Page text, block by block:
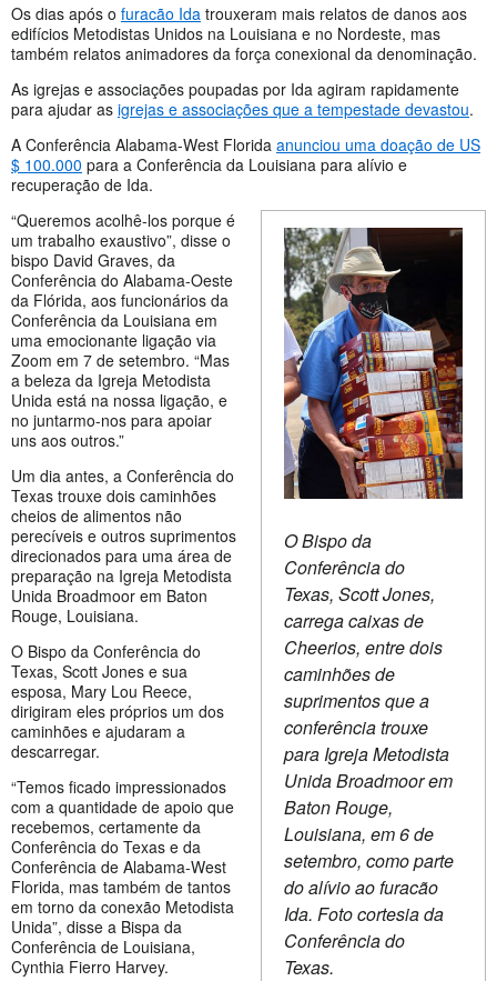
Os dias após o furacão Ida trouxeram mais relatos de danos aos
edifícios Metodistas Unidos na Louisiana e no Nordeste, mas
também relatos animadores da força conexional da denominação.
As igrejas e associações poupadas por Ida agiram rapidamente
para ajudar as igrejas e associações que a tempestade devastou.
A Conferência Alabama-West Florida anunciou uma doação de US
$ 100.000 para a Conferência da Louisiana para alívio e
recuperação de Ida.
O Bispo da
Conferência do
Texas, Scott Jones,
carrega caixas de
Cheerios, entre dois
caminhões de
suprimentos que a
conferência trouxe
para Igreja Metodista
Unida Broadmoor em
Baton Rouge,
Louisiana, em 6 de
setembro, como parte
do alívio ao furacão
Ida. Foto cortesia da
Conferência do
Texas.
“Queremos acolhê-los porque é
um trabalho exaustivo”, disse o
bispo David Graves, da
Conferência do Alabama-Oeste
da Flórida, aos funcionários da
Conferência da Louisiana em
uma emocionante ligação via
Zoom em 7 de setembro. “Mas
a beleza da Igreja Metodista
Unida está na nossa ligação, e
no juntarmo-nos para apoiar
uns aos outros.”
Um dia antes, a Conferência do
Texas trouxe dois caminhões
cheios de alimentos não
perecíveis e outros suprimentos
direcionados para uma área de
preparação na Igreja Metodista
Unida Broadmoor em Baton
Rouge, Louisiana.
O Bispo da Conferência do
Texas, Scott Jones e sua
esposa, Mary Lou Reece,
dirigiram eles próprios um dos
caminhões e ajudaram a
descarregar.
“Temos ficado impressionados
com a quantidade de apoio que
recebemos, certamente da
Conferência do Texas e da
Conferência de Alabama-West
Florida, mas também de tantos
em torno da conexão Metodista
Unida”, disse a Bispa da
Conferência de Louisiana,
Cynthia Fierro Harvey.